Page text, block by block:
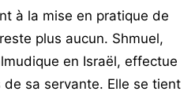
à la mise en pratique de
plus aucun. Shmuel,
en Israël, effectue
sa servante. Elle se tient